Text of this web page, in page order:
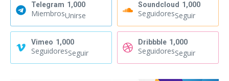
Telegram 1,000
MiembrosUnirse
Soundcloud 1,000
SeguidoresSeguir
Vimeo 1,000
SeguidoresSeguir
Dribbble 1,000
SeguidoresSeguir